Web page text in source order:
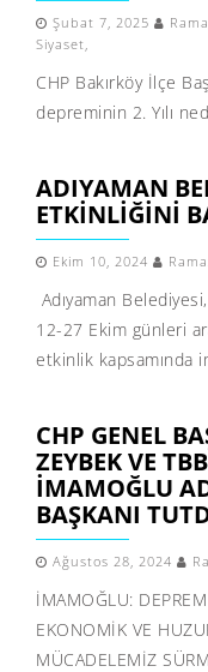
Şubat 7, 2025
Siyaset,
CHP Bakırköy İlçe
depreminin 2. Yılı
ADIYAMAN
ETKINLIĞINI
Ekim 10, 2024
Adıyaman
12-27 Ekim günleri
etkinlik kapsamında
CHP GENEL
ZEYBEK VE
İMAMOĞLU
BAŞKANI
Ağustos 28, 2024
İMAMOĞLU:
EKONOMİK VE
MÜCADELEMİZ